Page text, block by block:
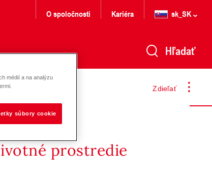
O spoločnosti Kariéra sk_SK
Hľadať
Zdieľať
prostredie
médií a na analýzu
súbory cookie